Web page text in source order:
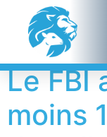
Le FBI
moins